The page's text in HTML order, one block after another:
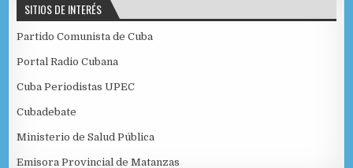
SITIOS DE INTERÉS
Partido Comunista de Cuba
Portal Radio Cubana
Cuba Periodistas UPEC
Cubadebate
Ministerio de Salud Pública
Emisora Provincial de Matanzas